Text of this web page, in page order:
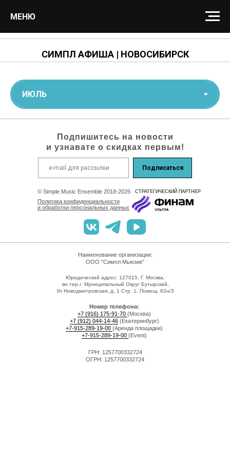
МЕНЮ
СИМПЛ АФИША | НОВОСИБИРСК
© Simple Music Ensemble 2018-2026
Подписаться
Подпишитесь на новости
и узнавате о скидках первым!
Политика конфиденциальности
и обработки персональных данных
ГРН: 1257700332724
ОГРН: 1257700332724
Номер телефона:
+7 (916) 175-91-70 (Москва)
+7 (912) 044-14-46(Екатеринбург)
+7-915-289-19-00 (Аренда площадки)
+7-915-289-19-00 (Event)
Юридический адрес: 127015, Г. Москва,
вн.тер.г. Муниципальный Округ Бутырский,
Ул Новодмитровская, д. 1 Стр. 1, Помещ. 62н/3
Наименование организации:
ООО "Симпл Мьюзик"
СТРАТЕГИЧEСКИЙ ПАРТНЕР